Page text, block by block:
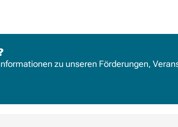
zu unseren Förderungen,